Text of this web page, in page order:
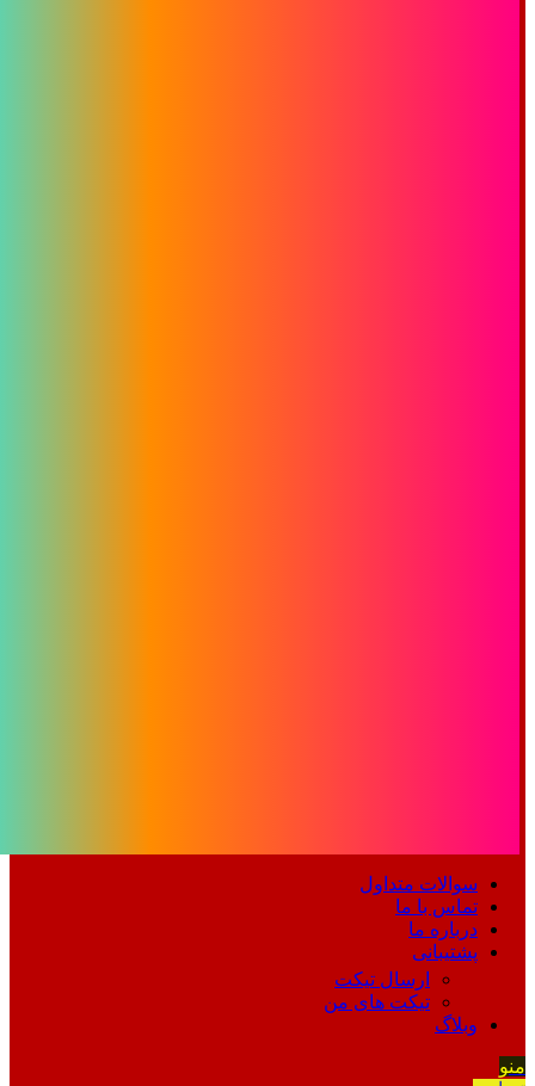
سوالات متداول
تماس با ما
درباره ما
پشتیبانی
ارسال تیکت
تیکت های من
وبلاگ
منو